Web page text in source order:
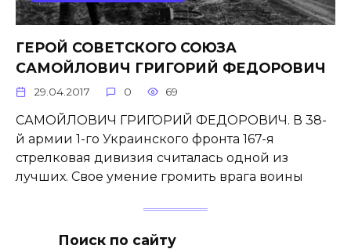
ГЕРОЙ СОВЕТСКОГО СОЮЗА
САМОЙЛОВИЧ ГРИГОРИЙ ФЕДОРОВИЧ
29.04.2017 0 69
САМОЙЛОВИЧ ГРИГОРИЙ ФЕДОРОВИЧ. В 38-
й армии 1-го Украинского фронта 167-я
стрелковая дивизия считалась одной из
лучших. Свое умение громить врага воины
Поиск по сайту